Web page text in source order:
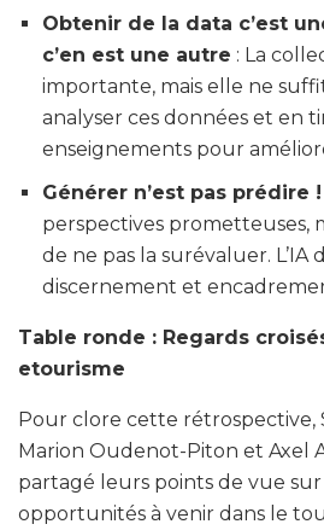
Obtenir de la data c’est
c’en est une autre : La
importante, mais elle ne
analyser ces données et en
enseignements pour
Générer n’est pas prédire !
perspectives prometteuses,
de ne pas la surévaluer.
discernement et
Table ronde : Regards
etourisme
Pour clore cette rétrospective,
Marion Oudenot-Piton et Axel
partagé leurs points de vue sur
opportunités à venir dans le